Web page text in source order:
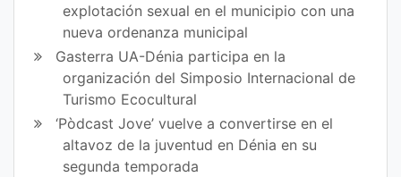
explotación sexual en el municipio con una
nueva ordenanza municipal
Gasterra UA-Dénia participa en la
organización del Simposio Internacional de
Turismo Ecocultural
‘Pòdcast Jove’ vuelve a convertirse en el
altavoz de la juventud en Dénia en su
segunda temporada